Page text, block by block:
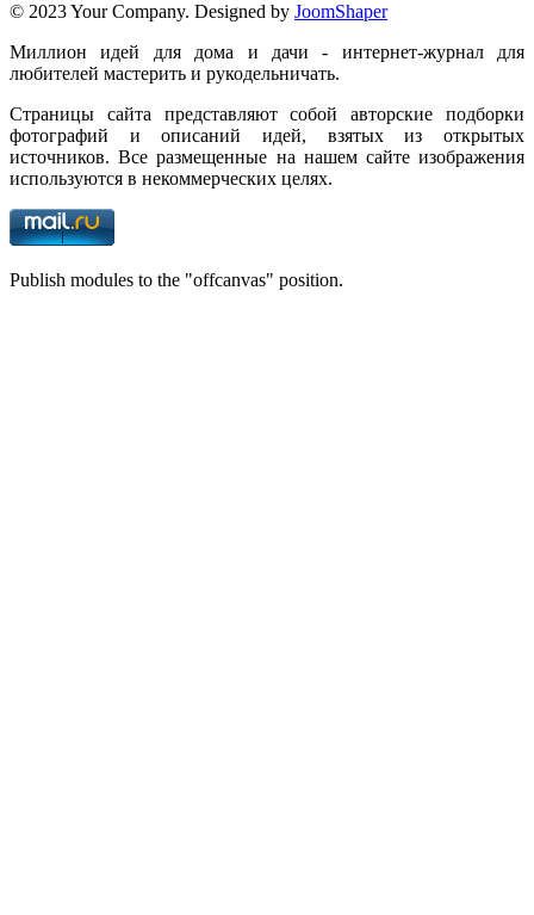
© 2023 Your Company. Designed by JoomShaper
Миллион идей для дома и дачи - интернет-журнал для
любителей мастерить и рукодельничать.
Страницы сайта представляют собой авторские подборки
фотографий и описаний идей, взятых из открытых
источников. Все размещенные на нашем сайте изображения
используются в некоммерческих целях.
Publish modules to the "offcanvas" position.